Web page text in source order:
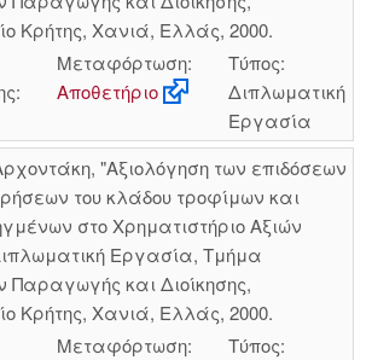
Κρήτης, Χανιά, Ελλάς, 2000.
Μεταφόρτωση:
Αποθετήριο
Τύπος:
Διπλωματική
Εργασία
"Αξιολόγηση των επιδόσεων
του κλάδου τροφίμων και
στο Χρηματιστήριο Αξιών
Εργασία, Τμήμα
Παραγωγής και Διοίκησης,
Κρήτης, Χανιά, Ελλάς, 2000.
Μεταφόρτωση:
Τύπος: